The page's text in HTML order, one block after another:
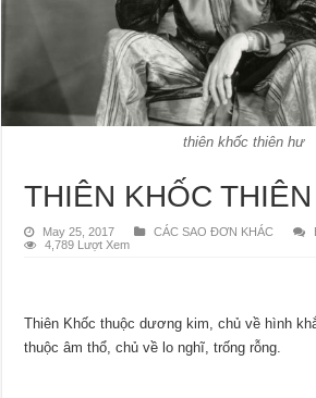
thiên khốc thiên hư
THIÊN KHỐC
May 25, 2017 CÁC SAO ĐƠN KHÁC
4,789 Lượt Xem
Thiên Khốc thuộc dương kim, chủ về hình
thuộc âm thổ, chủ về lo nghĩ, trống rỗng.